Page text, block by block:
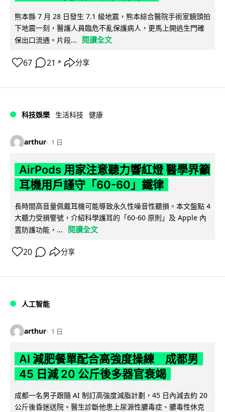
熊本縣 7 月 28 日發生 7.1 級地震，熊本綜合醫院手術室鏡頭拍
下地震一刻，醫護人員臨危不亂保護病人，更馬上開逃生門確
保出口流通。片段...
閱讀全文
67 21 ↗ 分享
科技娛樂 生活科技 健康
arthur 1 日
AirPods 用家注意聽力響紅燈 醫學界籲
耳機用戶謹守「60-60」鐵律
長時間高音量佩戴耳機可能導致永久性噪音性聽損。本文盤點 4
大聽力受損警號，介紹科學護耳的「60-60 原則」及 Apple 內
置防護功能，...
閱讀全文
20 分享
人工智能
arthur 1 日
AI 減肥餐單配合高強度操練 成都男
45 日減 20 公斤後多器官衰竭
成都一名男子跟隨 AI 制訂高強度減脂計劃，45 日內減去約 20
公斤後昏迷送院。醫生診斷他患上尿源性膿毒症、膿毒性休克